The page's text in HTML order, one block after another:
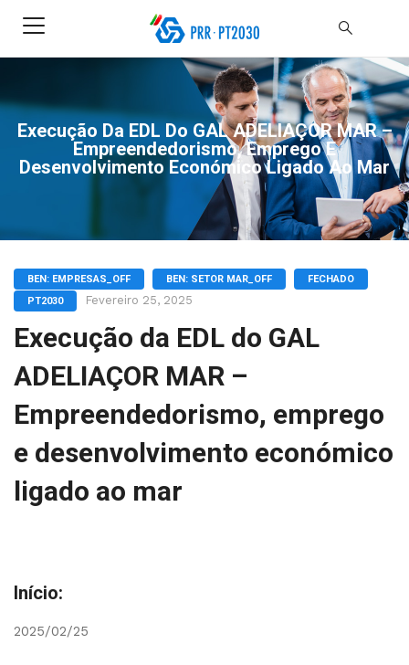
Execução Da EDL Do GAL ADELIAÇOR MAR –
Empreendedorismo, Emprego E
Desenvolvimento Económico Ligado Ao Mar
BEN: EMPRESAS_OFF BEN: SETOR MAR_OFF
FECHADO
PT2030
Fevereiro 25, 2025
Execução da EDL do GAL
ADELIAÇOR MAR –
Empreendedorismo, emprego
e desenvolvimento económico
ligado ao mar
Início:
2025/02/25